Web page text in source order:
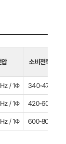
압 소비전력(W)
/ 1Φ 340-470
/ 1Φ 420-600
/ 1Φ 600-800